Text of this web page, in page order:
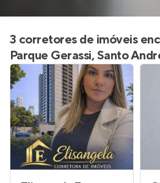
3 corretores de imóveis
Parque Gerassi, Santo